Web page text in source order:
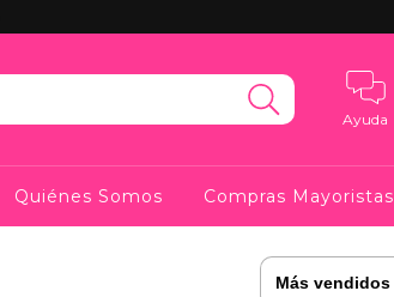
Ayuda
Quiénes Somos Compras Mayoristas